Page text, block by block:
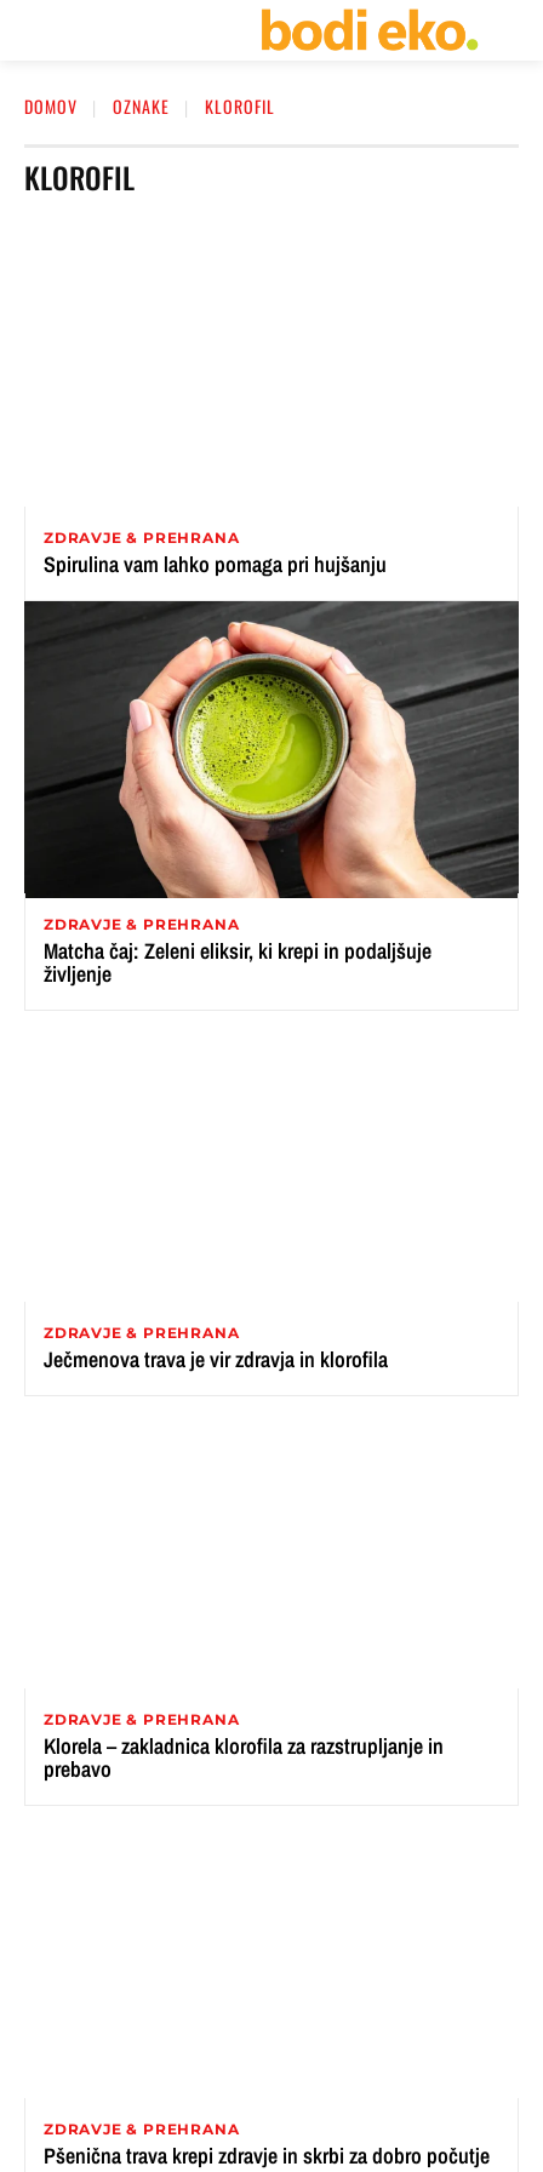
DOMOV OZNAKE KLOROFIL
KLOROFIL
ZDRAVJE & PREHRANA
Spirulina vam lahko pomaga pri hujšanju
ZDRAVJE & PREHRANA
Matcha čaj: Zeleni eliksir, ki krepi in podaljšuje
življenje
ZDRAVJE & PREHRANA
Ječmenova trava je vir zdravja in klorofila
ZDRAVJE & PREHRANA
Klorela – zakladnica klorofila za razstrupljanje in
prebavo
ZDRAVJE & PREHRANA
Pšenična trava krepi zdravje in skrbi za dobro počutje